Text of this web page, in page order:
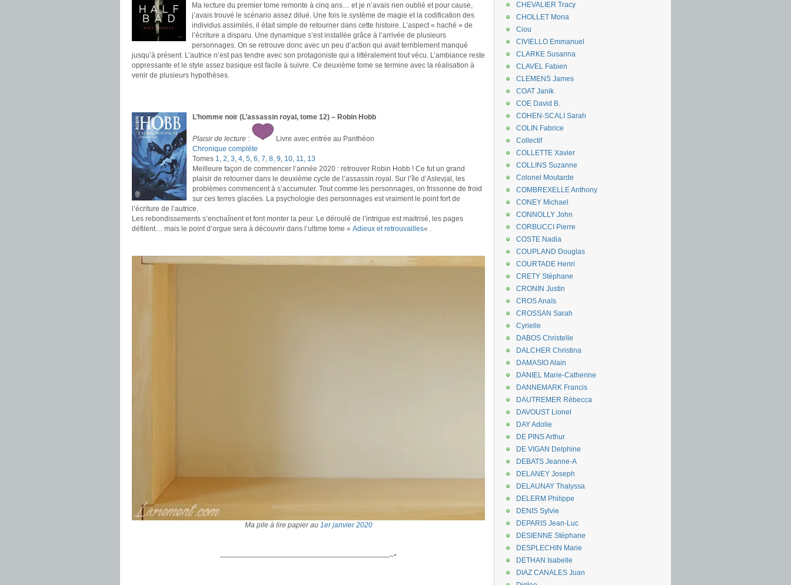
Ma lecture du premier tome remonte à cinq ans… et je n’avais rien oublié et pour cause,
j’avais trouvé le scénario assez dilué. Une fois le système de magie et la codification des
individus assimilés, il était simple de retourner dans cette histoire. L’aspect « haché » de
l’écriture a disparu. Une dynamique s’est installée grâce à l’arrivée de plusieurs
personnages. On se retrouve donc avec un peu d’action qui avait terriblement manqué
jusqu’à présent. L’autrice n’est pas tendre avec son protagoniste qui a littéralement tout vécu. L’ambiance reste
oppressante et le style assez basique est facile à suivre. Ce deuxième tome se termine avec la réalisation à
venir de plusieurs hypothèses.
L’homme noir (L’assassin royal, tome 12) – Robin Hobb
Plaisir de lecture :
Livre avec entrée au Panthéon
Chronique complète
Tomes 1, 2, 3, 4, 5, 6, 7, 8, 9, 10, 11, 13
Meilleure façon de commencer l’année 2020 : retrouver Robin Hobb ! Ce fut un grand
plaisir de retourner dans le deuxième cycle de l’assassin royal. Sur l’île d’Aslevjal, les
problèmes commencent à s’accumuler. Tout comme les personnages, on frissonne de froid
sur ces terres glacées. La psychologie des personnages est vraiment le point fort de
l’écriture de l’autrice.
Les rebondissements s’enchaînent et font monter la peur. Le déroulé de l’intrigue est maitrisé, les pages
défilent… mais le point d’orgue sera à découvrir dans l’ultime tome « Adieux et retrouvailles« .
Ma pile à lire papier au 1er janvier 2020
————————————————————————~*
CHEVALIER Tracy
CHOLLET Mona
Ciou
CIVIELLO Emmanuel
CLARKE Susanna
CLAVEL Fabien
CLEMENS James
COAT Janik
COE David B.
COHEN-SCALI Sarah
COLIN Fabrice
Collectif
COLLETTE Xavier
COLLINS Suzanne
Colonel Moutarde
COMBREXELLE Anthony
CONEY Michael
CONNOLLY John
CORBUCCI Pierre
COSTE Nadia
COUPLAND Douglas
COURTADE Henri
CRETY Stéphane
CRONIN Justin
CROS Anaïs
CROSSAN Sarah
Cyrielle
DABOS Christelle
DALCHER Christina
DAMASIO Alain
DANIEL Marie-Catherine
DANNEMARK Francis
DAUTREMER Rébecca
DAVOUST Lionel
DAY Adolie
DE PINS Arthur
DE VIGAN Delphine
DEBATS Jeanne-A
DELANEY Joseph
DELAUNAY Thalyssa
DELERM Philippe
DENIS Sylvie
DEPARIS Jean-Luc
DESIENNE Stéphane
DESPLECHIN Marie
DETHAN Isabelle
DIAZ CANALES Juan